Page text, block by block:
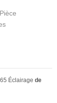
Éclairage de